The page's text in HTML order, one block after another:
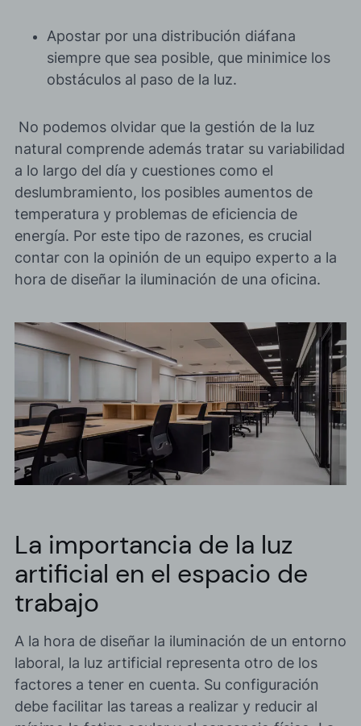
Apostar por una distribución diáfana
siempre que sea posible, que minimice los
obstáculos al paso de la luz.
No podemos olvidar que la gestión de la luz
natural comprende además tratar su variabilidad
a lo largo del día y cuestiones como el
deslumbramiento, los posibles aumentos de
temperatura y problemas de eficiencia de
energía. Por este tipo de razones, es crucial
contar con la opinión de un equipo experto a la
hora de diseñar la iluminación de una oficina.
La importancia de la luz
artificial en el espacio de
trabajo
A la hora de diseñar la iluminación de un entorno
laboral, la luz artificial representa otro de los
factores a tener en cuenta. Su configuración
debe facilitar las tareas a realizar y reducir al